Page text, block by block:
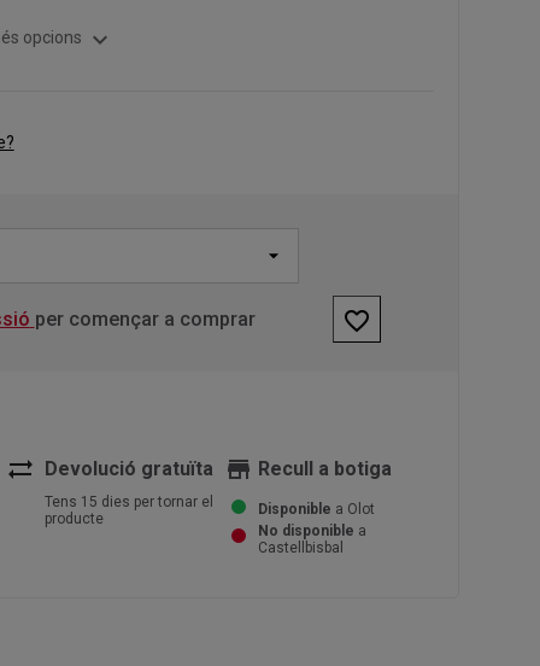
opcions expand_more
per començar a comprar favorite_border
sync_alt Devolució gratuïta
Tens 15 dies per tornar el
producte
store Recull a botiga
Disponible a Olot
No disponible a
Castellbisbal